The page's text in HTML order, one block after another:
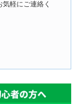
軽にご連絡く